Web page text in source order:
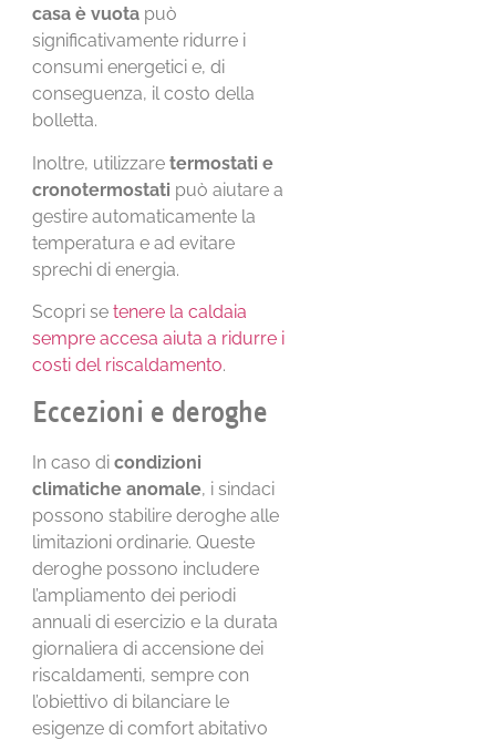
casa è vuota può
significativamente ridurre i
consumi energetici e, di
conseguenza, il costo della
bolletta.
Inoltre, utilizzaretermostati e
cronotermostati può aiutare a
gestire automaticamente la
temperatura e ad evitare
sprechi di energia.
Scopri setenere la caldaia
sempre accesa aiuta a ridurre i
costi del riscaldamento.
Eccezioni e deroghe
In caso dicondizioni
climatiche anomale, i sindaci
possono stabilire deroghe alle
limitazioni ordinarie. Queste
deroghe possono includere
l’ampliamento dei periodi
annuali di esercizio e la durata
giornaliera di accensione dei
riscaldamenti, sempre con
l’obiettivo di bilanciare le
esigenze di comfort abitativo